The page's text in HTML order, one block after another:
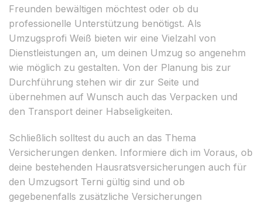
Freunden bewältigen möchtest oder ob du
professionelle Unterstützung benötigst. Als
Umzugsprofi Weiß bieten wir eine Vielzahl von
Dienstleistungen an, um deinen Umzug so angenehm
wie möglich zu gestalten. Von der Planung bis zur
Durchführung stehen wir dir zur Seite und
übernehmen auf Wunsch auch das Verpacken und
den Transport deiner Habseligkeiten.
Schließlich solltest du auch an das Thema
Versicherungen denken. Informiere dich im Voraus, ob
deine bestehenden Hausratsversicherungen auch für
den Umzugsort Terni gültig sind und ob
gegebenenfalls zusätzliche Versicherungen